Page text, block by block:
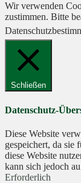
Wir verwenden
zustimmen. Bitte
Schließen
Datenschutz-
Diese Website
gespeichert, da
diese Website
kann sich jedoch
Erforderlich